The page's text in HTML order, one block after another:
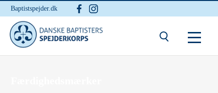
Baptistspejder.dk
Du er her: